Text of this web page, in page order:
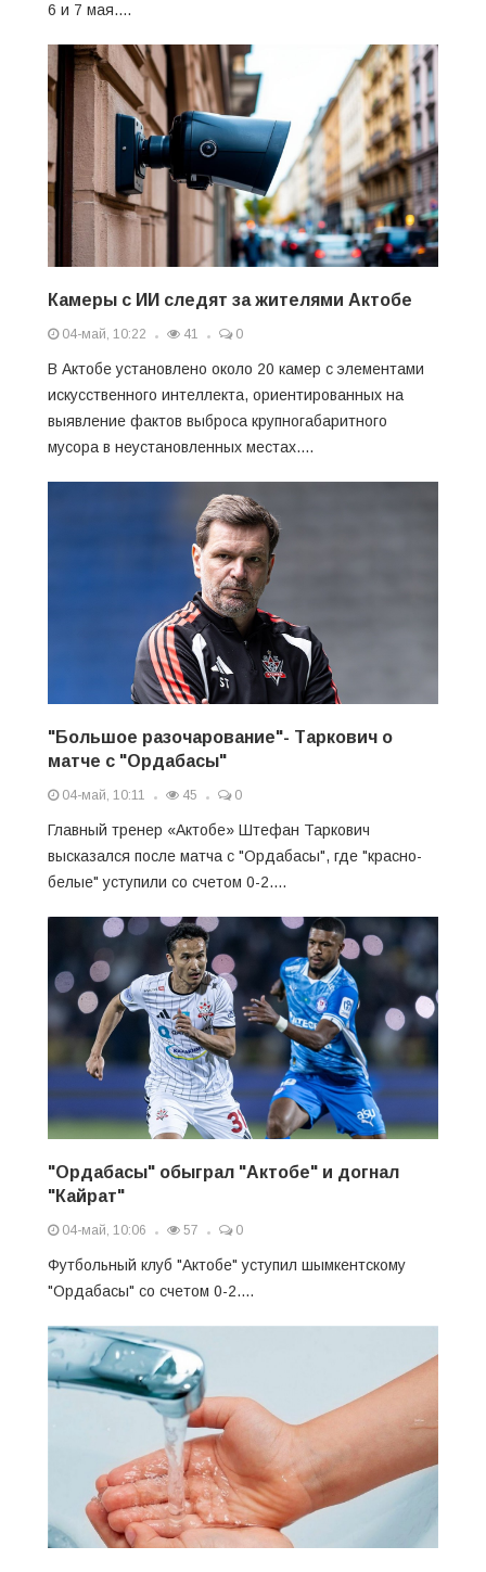
6 и 7 мая....
Камеры с ИИ следят за жителями Актобе
04-май, 10:22 41 0
В Актобе установлено около 20 камер с элементами
искусственного интеллекта, ориентированных на
выявление фактов выброса крупногабаритного
мусора в неустановленных местах....
"Большое разочарование"- Таркович о
матче с "Ордабасы"
04-май, 10:11 45 0
Главный тренер «Актобе» Штефан Таркович
высказался после матча с "Ордабасы", где "красно-
белые" уступили со счетом 0-2....
"Ордабасы" обыграл "Актобе" и догнал
"Кайрат"
04-май, 10:06 57 0
Футбольный клуб "Актобе" уступил шымкентскому
"Ордабасы" со счетом 0-2....